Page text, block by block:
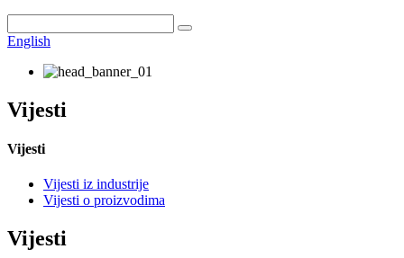
English
Vijesti
Vijesti
Vijesti iz industrije
Vijesti o proizvodima
Vijesti